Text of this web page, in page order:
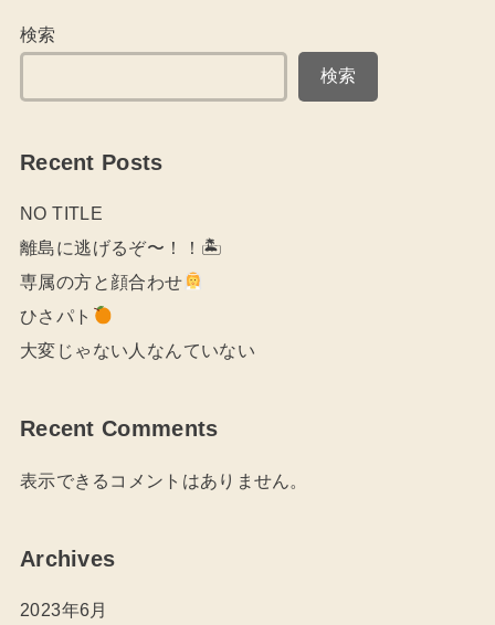
検索
検索
Recent Posts
NO TITLE
離島に逃げるぞ〜！！🏝
専属の方と顔合わせ
ひさパト
大変じゃない人なんていない
Recent Comments
表示できるコメントはありません。
Archives
2023年6月